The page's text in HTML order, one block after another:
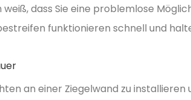
dass Sie eine problemlose
funktionieren schnell und
an einer Ziegelwand zu